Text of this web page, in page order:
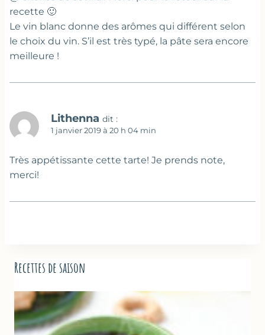
recette 🙂
Le vin blanc donne des arômes qui différent selon
le choix du vin. S’il est très typé, la pâte sera encore
meilleure !
Lithenna dit :
1 janvier 2019 à 20 h 04 min
Très appétissante cette tarte! Je prends note,
merci!
Recettes de saison